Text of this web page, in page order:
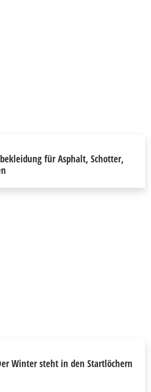
für Asphalt, Schotter,
Winter steht in den Startlöchern